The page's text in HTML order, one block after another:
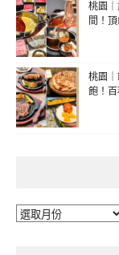
桃園
間！
桃園｜
飽！百
彙